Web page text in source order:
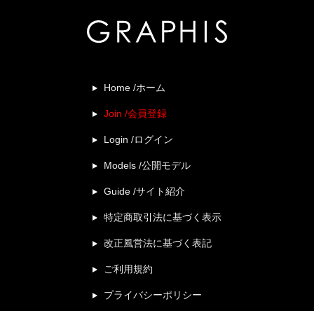
Home /ホーム
Join /会員登録
Login /ログイン
Models /公開モデル
Guide /サイト紹介
特定商取引法に基づく表示
改正風営法に基づく表記
ご利用規約
プライバシーポリシー